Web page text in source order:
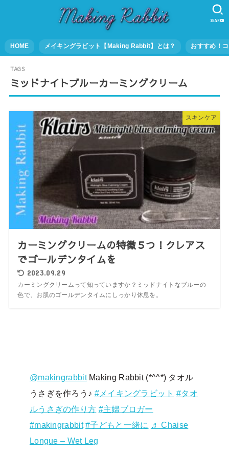
HOME メイキングラビット【Making Rabbit】とは？ おすすめ！
SEARCH
ミッドナイトブルーカーミングクリーム
スキンケア
カーミングクリームの特徴５つ！クレアス
でゴールデンタイムを
2023.09.29
カーミングクリームって知っていますか？ミッドナイトなブルーの
色で、お肌のゴールデンタイムにしっかり休息を。
@makingrabbitMaking Rabbit (*^^*) タオル
うさぎを作ろう♪ #メイキングラビット #タオ
ルうさぎの作り方 #主婦ブロガー
#makingrabbit #子どもと一緒に
♬ Chaise
Longue – Wet Leg